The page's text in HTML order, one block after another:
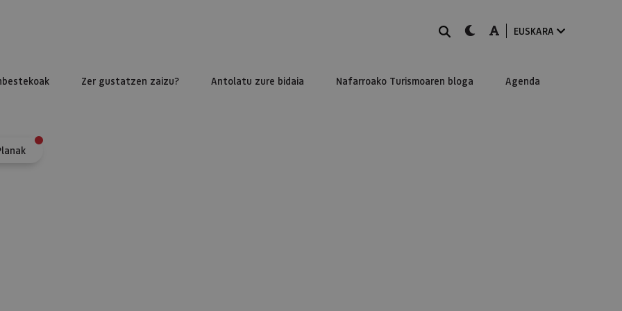
BILATUdark-mode
A-modeEUSKARA
Zer gustatzen zaizu? Antolatu zure bidaia Nafarroako Turismoaren bloga Agenda